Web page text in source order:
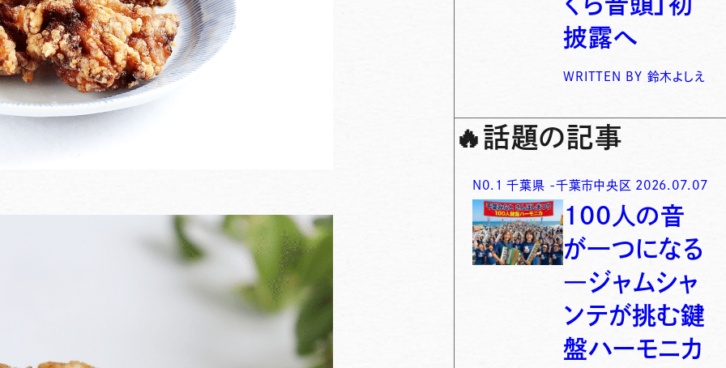
披露へ
WRITTEN BY 鈴木よしえ
🔥 話題の記事
N0. 1 千葉県 -千葉市中央区 2026.07.07
100人の音
が一つになる
―ジャムシャ
ンテが挑む鍵
盤ハーモニカ